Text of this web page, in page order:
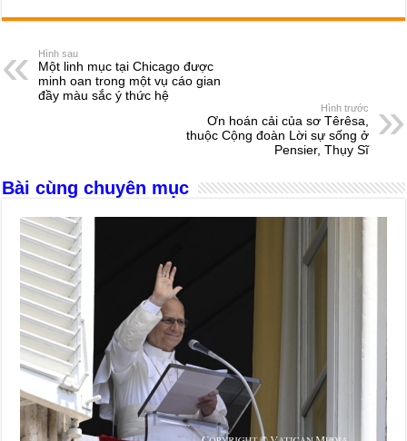
c
e
b
o
ss
n
g
at
A
p
e
d
s
er ail ar
Hình sau
Một linh mục tại Chicago được
minh oan trong một vụ cáo gian
đầy màu sắc ý thức hệ
Hình trước
Ơn hoán cải của sơ Têrêsa,
thuộc Cộng đoàn Lời sự sống ở
Pensier, Thụy Sĩ
Bài cùng chuyên mục